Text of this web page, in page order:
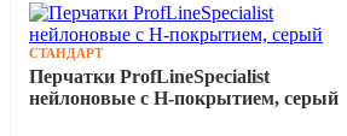
СТАНДАРТ
Перчатки ProfLineSpecialist
нейлоновые с Н-покрытием, серый